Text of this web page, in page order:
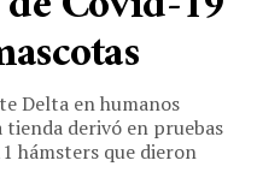
Delta en humanos
derivó en pruebas
hámsters que dieron